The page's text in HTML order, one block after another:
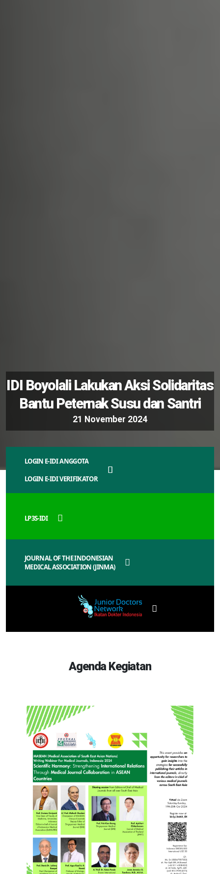
IDI Boyolali Lakukan Aksi Solidaritas
Bantu Peternak Susu dan Santri
21 N ovember 2024
LOGIN E-IDI ANGGOTA
LOGIN E-IDI VERIFIKATOR
LP3S-IDI
JOURNAL OF THE INDONESIAN
MEDICAL ASSOCIATION (JINMA)
Agenda Kegiatan